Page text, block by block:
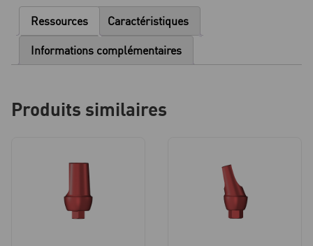
piliers
de
planification
-
pieces
Ressources Caractéristiques
Informations complémentaires
Produits similaires